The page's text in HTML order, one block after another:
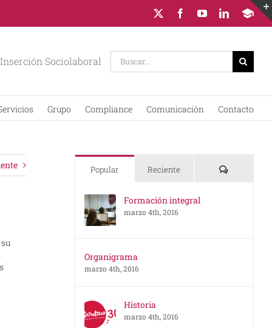
FacebookYouTubeLinkedIn
Campus
Sociolaboral
Grupo Compliance Comunicación Contacto
Popular Reciente
Formación integral
marzo 4th, 2016
Organigrama
marzo 4th, 2016
Historia
marzo 4th, 2016